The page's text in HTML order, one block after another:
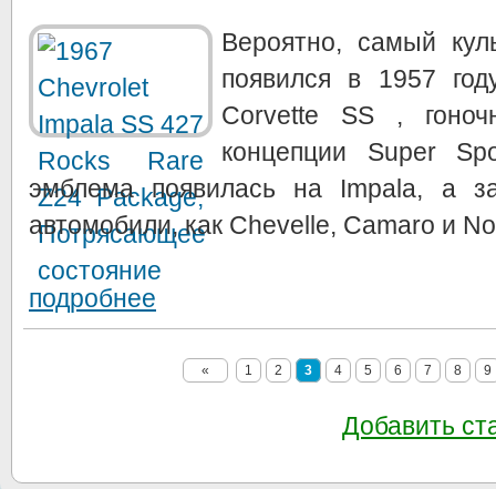
Вероятно, самый
появился в 1957
Corvette SS ,
концепции Super
эмблема появилась на Impala, а
автомобили, как Chevelle, Camaro и
подробнее
« 1 2 3 4 5 6 7 8 9
Добавить